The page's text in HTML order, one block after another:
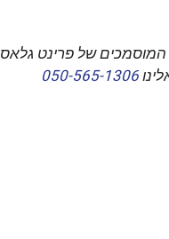
של פרינט גלאס
050-565-1306